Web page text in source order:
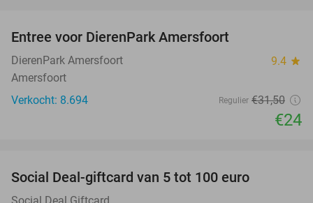
Entree voor DierenPark Amersfoort
DierenPark Amersfoort 9.4 star
Amersfoort
Verkocht: 8.694
Regulier €31,50
€24
Social Deal-giftcard van 5 tot 100 euro